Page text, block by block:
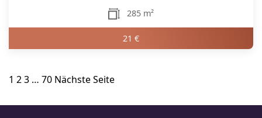
285 m²
21 €
Seitennummerierung
der
1 23 … 70 Nächste Seite